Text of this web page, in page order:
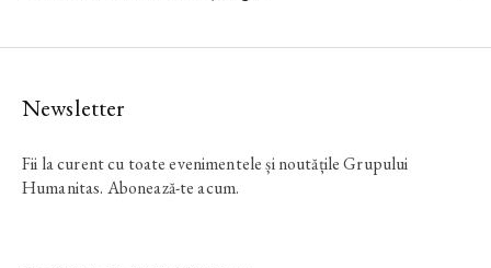
Newsletter
Fii la curent cu toate evenimentele și noutățile Grupului
Humanitas. Abonează-te acum.